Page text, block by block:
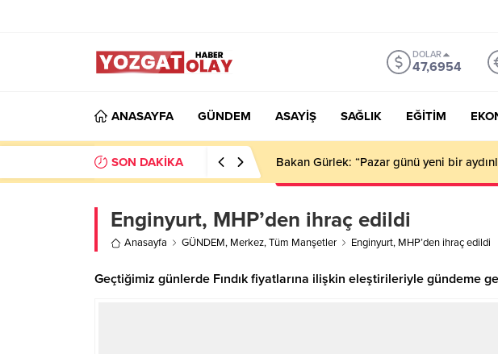
DOLAR
47,6954
ANASAYFA GÜNDEM ASAYİŞ SAĞLIK EĞİTİM
SON DAKİKA Bakan Gürlek: “Pazar günü yeni bir
Enginyurt, MHP’den ihraç edildi
Anasayfa GÜNDEM, Merkez,Tüm Manşetler Enginyurt, MHP’den ihraç edildi
Geçtiğimiz günlerde Fındık fiyatlarına ilişkin eleştirileriyle gündeme